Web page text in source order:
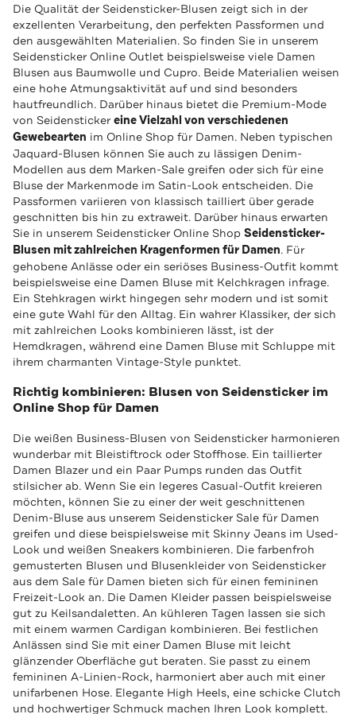
Die Qualität der Seidensticker-Blusen zeigt sich in der
exzellenten Verarbeitung, den perfekten Passformen und
den ausgewählten Materialien. So finden Sie in unserem
Seidensticker Online Outlet beispielsweise viele Damen
Blusen aus Baumwolle und Cupro. Beide Materialien weisen
eine hohe Atmungsaktivität auf und sind besonders
hautfreundlich. Darüber hinaus bietet die Premium-Mode
von Seidensticker eine Vielzahl von verschiedenen
Gewebearten im Online Shop für Damen. Neben typischen
Jaquard-Blusen können Sie auch zu lässigen Denim-
Modellen aus dem Marken-Sale greifen oder sich für eine
Bluse der Markenmode im Satin-Look entscheiden. Die
Passformen variieren von klassisch tailliert über gerade
geschnitten bis hin zu extraweit. Darüber hinaus erwarten
Sie in unserem Seidensticker Online Shop Seidensticker-
Blusen mit zahlreichen Kragenformen für Damen. Für
gehobene Anlässe oder ein seriöses Business-Outfit kommt
beispielsweise eine Damen Bluse mit Kelchkragen infrage.
Ein Stehkragen wirkt hingegen sehr modern und ist somit
eine gute Wahl für den Alltag. Ein wahrer Klassiker, der sich
mit zahlreichen Looks kombinieren lässt, ist der
Hemdkragen, während eine Damen Bluse mit Schluppe mit
ihrem charmanten Vintage-Style punktet.
Richtig kombinieren: Blusen von Seidensticker im
Online Shop für Damen
Die weißen Business-Blusen von Seidensticker harmonieren
wunderbar mit Bleistiftrock oder Stoffhose. Ein taillierter
Damen Blazer und ein Paar Pumps runden das Outfit
stilsicher ab. Wenn Sie ein legeres Casual-Outfit kreieren
möchten, können Sie zu einer der weit geschnittenen
Denim-Bluse aus unserem Seidensticker Sale für Damen
greifen und diese beispielsweise mit Skinny Jeans im Used-
Look und weißen Sneakers kombinieren. Die farbenfroh
gemusterten Blusen und Blusenkleider von Seidensticker
aus dem Sale für Damen bieten sich für einen femininen
Freizeit-Look an. Die Damen Kleider passen beispielsweise
gut zu Keilsandaletten. An kühleren Tagen lassen sie sich
mit einem warmen Cardigan kombinieren. Bei festlichen
Anlässen sind Sie mit einer Damen Bluse mit leicht
glänzender Oberfläche gut beraten. Sie passt zu einem
femininen A-Linien-Rock, harmoniert aber auch mit einer
unifarbenen Hose. Elegante High Heels, eine schicke Clutch
und hochwertiger Schmuck machen Ihren Look komplett.